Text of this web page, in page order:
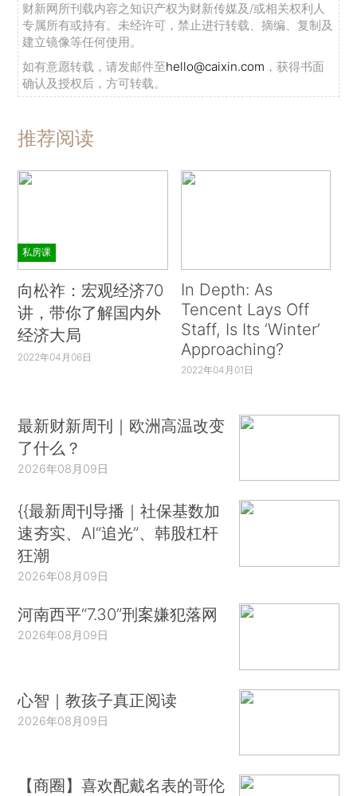
财新网所刊载内容之知识产权为财新传媒及/或相关权利人
专属所有或持有。未经许可，禁止进行转载、摘编、复制及
建立镜像等任何使用。
如有意愿转载，请发邮件至hello@caixin.com ，获得书面
确认及授权后，方可转载。
推荐阅读
私房课
向松祚：宏观经济70
讲，带你了解国内外
经济大局
2022年04月06日
In Depth: As
Tencent Lays Off
Staff, Is Its ‘Winter’
Approaching?
2022年04月01日
最新财新周刊｜欧洲高温改变
了什么？
2026年08月09日
{{最新周刊导播｜社保基数加
速夯实、AI“追光”、韩股杠杆
狂潮
2026年08月09日
河南西平“7.30”刑案嫌犯落网
2026年08月09日
心智｜教孩子真正阅读
2026年08月09日
【商圈】喜欢配戴名表的哥伦